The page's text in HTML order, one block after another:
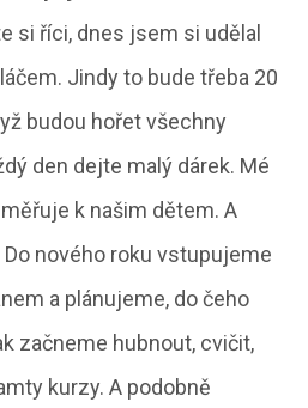
si říci, dnes jsem si udělal
Jindy to bude třeba 20
budou hořet všechny
den dejte malý dárek. Mé
k našim dětem. A
nového roku vstupujeme
a plánujeme, do čeho
začneme hubnout, cvičit,
kurzy. A podobně